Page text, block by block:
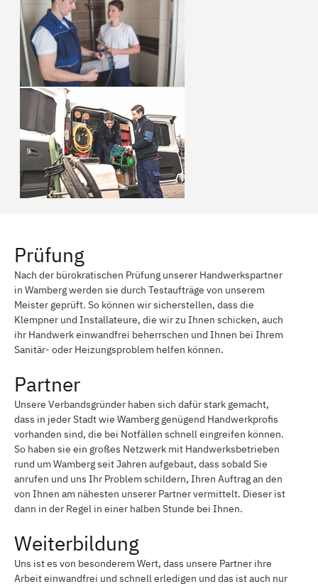
Prüfung
Nach der bürokratischen Prüfung unserer Handwerkspartner
in Wamberg werden sie durch Testaufträge von unserem
Meister geprüft. So können wir sicherstellen, dass die
Klempner und Installateure, die wir zu Ihnen schicken, auch
ihr Handwerk einwandfrei beherrschen und Ihnen bei Ihrem
Sanitär- oder Heizungsproblem helfen können.
Partner
Unsere Verbandsgründer haben sich dafür stark gemacht,
dass in jeder Stadt wie Wamberg genügend Handwerkprofis
vorhanden sind, die bei Notfällen schnell eingreifen können.
So haben sie ein großes Netzwerk mit Handwerksbetrieben
rund um Wamberg seit Jahren aufgebaut, dass sobald Sie
anrufen und uns Ihr Problem schildern, Ihren Auftrag an den
von Ihnen am nähesten unserer Partner vermittelt. Dieser ist
dann in der Regel in einer halben Stunde bei Ihnen.
Weiterbildung
Uns ist es von besonderem Wert, dass unsere Partner ihre
Arbeit einwandfrei und schnell erledigen und das ist auch nur